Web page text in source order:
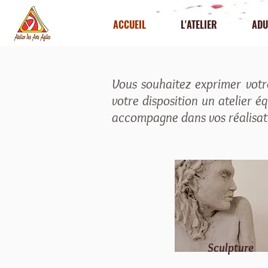
ACCUEIL L'ATELIER
Vous souhaitez exprimer
votre disposition un atelier
accompagne dans vos
Sculpture